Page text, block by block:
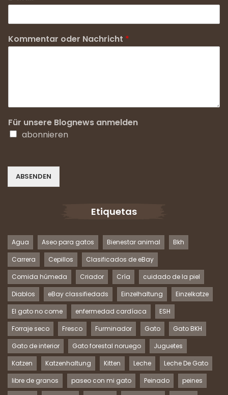
Kommentar oder Nachricht *
Für unsere Blognews anmelden
abonnieren
ABSENDEN
Etiquetas
Agua Aseo para gatos Bienestar animal
Bkh
Carrera
Cepillos
Clasificados de eBay
Comida húmeda
Criador Cría
cuidado de la piel
Diablos
eBay classifiedads Einzelhaltung
Einzelkatze
El gato no come
enfermedad cardíaca
ESH
Forraje seco
Fresco Furminador Gato
Gato BKH
Gato de interior
Gato forestal noruego
Juguetes
Katzen
Katzenhaltung Kitten Leche
Leche De Gato
libre de granos
paseo con mi gato Peinado
peines